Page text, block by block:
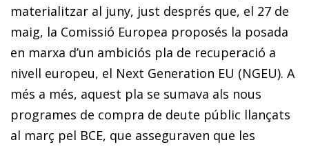
materialitzar al juny, just després que, el 27 de
maig, la Comissió Europea proposés la posada
en marxa d’un ambiciós pla de recuperació a
nivell europeu, el Next Generation EU (NGEU). A
més a més, aquest pla se sumava als nous
programes de compra de deute públic llançats
al març pel BCE, que asseguraven que les